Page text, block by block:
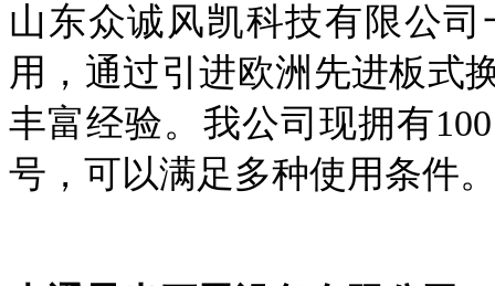
山东众诚风凯科技有限公
用，通过引进欧洲先进板式
丰富经验。我公司现拥有
号，可以满足多种使用条件